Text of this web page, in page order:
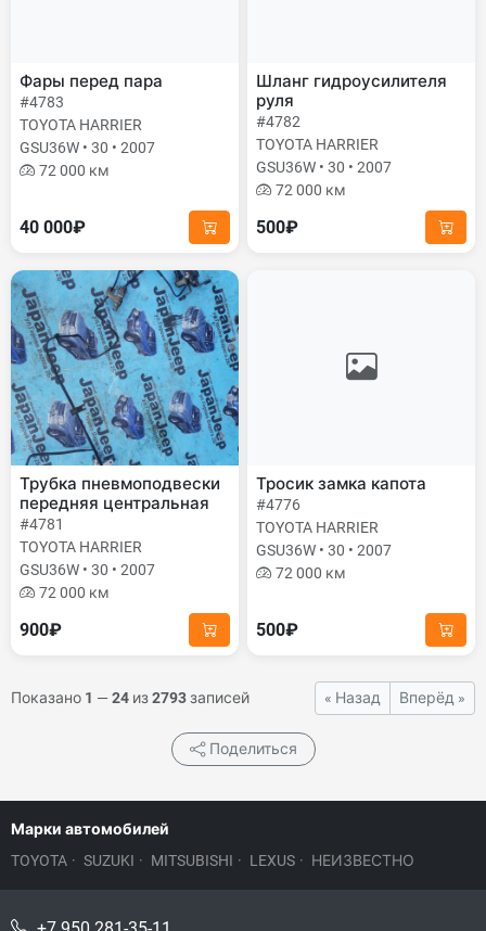
Фары перед пара
#4783
TOYOTA HARRIER
GSU36W • 30 • 2007
72 000 км
40 000₽
Шланг гидроусилителя
руля
#4782
TOYOTA HARRIER
GSU36W • 30 • 2007
72 000 км
500₽
Трубка пневмоподвески
передняя центральная
#4781
TOYOTA HARRIER
GSU36W • 30 • 2007
72 000 км
900₽
Тросик замка капота
#4776
TOYOTA HARRIER
GSU36W • 30 • 2007
72 000 км
500₽
Показано 1 — 24 из2793записей « Назад Вперёд »
Поделиться
Марки автомобилей
TOYOTA · SUZUKI · MITSUBISHI · LEXUS · НЕИЗВЕСТНО